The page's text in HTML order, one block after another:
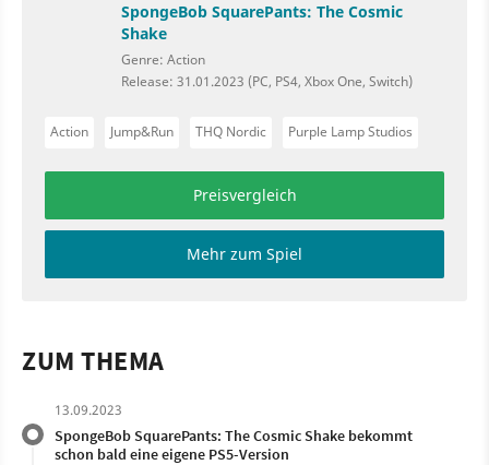
SpongeBob SquarePants: The Cosmic
Shake
Genre: Action
Release: 31.01.2023 (PC, PS4, Xbox One, Switch)
Action Jump&Run THQ Nordic Purple Lamp Studios
Preisvergleich
Mehr zum Spiel
ZUM THEMA
13.09.2023
SpongeBob SquarePants: The Cosmic Shake bekommt
schon bald eine eigene PS5-Version